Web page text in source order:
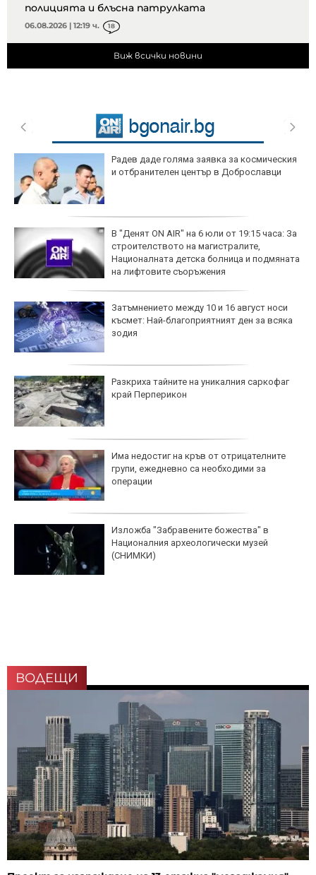
полицията и блъсна патрулката
06.08.2026 | 12:19 ч. 18
Виж всички новини
Радев даде голяма заявка за космическия
и отбранителен център в Доброславци
В "Денят ON AIR" на 6 юли от 19:15 часа: За
строителството на магистралите,
Националната детска болница и подмяната
на лифтовите съоръжения
Затъмнението между 10 и 16 август носи
късмет: Най-благоприятният ден за всяка
зодия
Разкриха тайните на уникалния саркофаг
край Перперикон
Има недостиг на кръв от отрицателните
групи, ежедневно са необходими за
операции
Изложба "Забравените божества" в
Националния археологически музей
(СНИМКИ)
ВОДЕЩИ